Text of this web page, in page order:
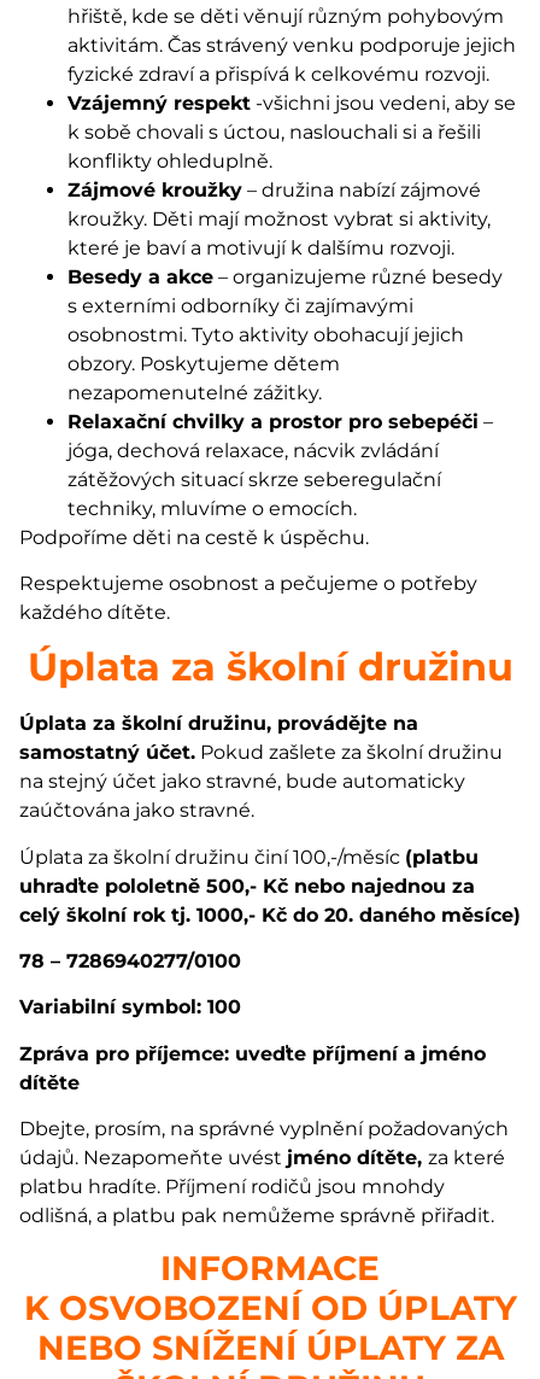
hřiště, kde se děti věnují různým pohybovým
aktivitám. Čas strávený venku podporuje jejich
fyzické zdraví a přispívá k celkovému rozvoji.
Vzájemný respekt -všichni jsou vedeni, aby se
k sobě chovali s úctou, naslouchali si a řešili
konflikty ohleduplně.
Zájmové kroužky – družina nabízí zájmové
kroužky. Děti mají možnost vybrat si aktivity,
které je baví a motivují k dalšímu rozvoji.
Besedy a akce – organizujeme různé besedy
s externími odborníky či zajímavými
osobnostmi. Tyto aktivity obohacují jejich
obzory. Poskytujeme dětem
nezapomenutelné zážitky.
Relaxační chvilky a prostor pro sebepéči –
jóga, dechová relaxace, nácvik zvládání
zátěžových situací skrze seberegulační
techniky, mluvíme o emocích.
Podpoříme děti na cestě k úspěchu.
Respektujeme osobnost a pečujeme o potřeby
každého dítěte.
Úplata za školní družinu
Úplata za školní družinu, provádějte na
samostatný účet. Pokud zašlete za školní družinu
na stejný účet jako stravné, bude automaticky
zaúčtována jako stravné.
Úplata za školní družinu činí 100,-/měsíc (platbu
uhraďte pololetně 500,- Kč nebo najednou za
celý školní rok tj. 1000,- Kč do 20. daného měsíce)
78 – 7286940277/0100
Variabilní symbol: 100
Zpráva pro příjemce: uveďte příjmení a jméno
dítěte
Dbejte, prosím, na správné vyplnění požadovaných
údajů. Nezapomeňte uvést jméno dítěte, za které
platbu hradíte. Příjmení rodičů jsou mnohdy
odlišná, a platbu pak nemůžeme správně přiřadit.
INFORMACE
K OSVOBOZENÍ OD ÚPLATY
NEBO SNÍŽENÍ ÚPLATY ZA